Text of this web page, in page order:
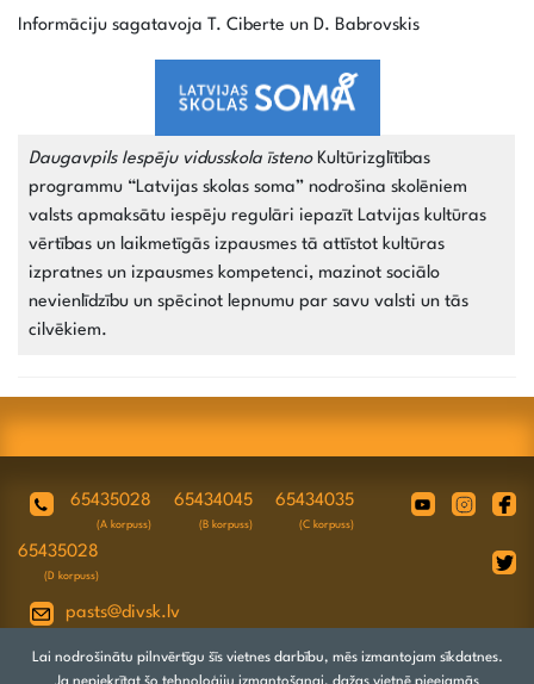
Informāciju sagatavoja T. Ciberte un D. Babrovskis
Daugavpils Iespēju vidusskola īsteno Kultūrizglītības
programmu “Latvijas skolas soma” nodrošina skolēniem
valsts apmaksātu iespēju regulāri iepazīt Latvijas kultūras
vērtības un laikmetīgās izpausmes tā attīstot kultūras
izpratnes un izpausmes kompetenci, mazinot sociālo
nevienlīdzību un spēcinot lepnumu par savu valsti un tās
cilvēkiem.
65435028
(A korpuss)
65434045
(B korpuss)
65434035
(C korpuss)
65435028
(D korpuss)
pasts@divsk.lv
Juridiskā adrese: Daugavpils, Valkas ielā
4A, LV-5417
Lai nodrošinātu pilnvērtīgu šīs vietnes darbību, mēs izmantojam sīkdatnes.